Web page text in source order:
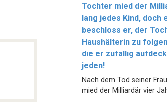
Tochter mied der
lang jedes Kind, doch
beschloss er, der
Haushälterin zu
die er zufällig
jeden!
Nach dem Tod seiner
mied der Milliardär vier